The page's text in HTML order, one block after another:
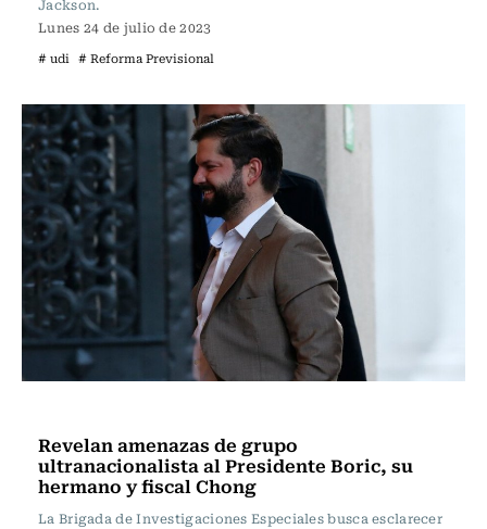
Jackson.
Lunes 24 de julio de 2023
# udi # Reforma Previsional
Revelan amenazas de grupo
ultranacionalista al Presidente Boric, su
hermano y fiscal Chong
La Brigada de Investigaciones Especiales busca esclarecer